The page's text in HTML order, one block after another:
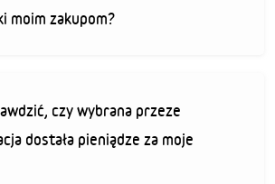
moim zakupom?
czy wybrana przeze
dostała pieniądze za moje